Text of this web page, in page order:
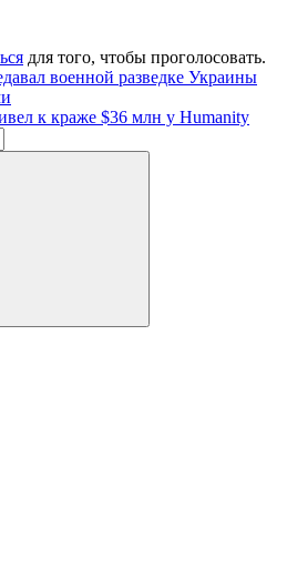
для того, чтобы проголосовать.
военной разведке Украины
к краже $36 млн у Humanity